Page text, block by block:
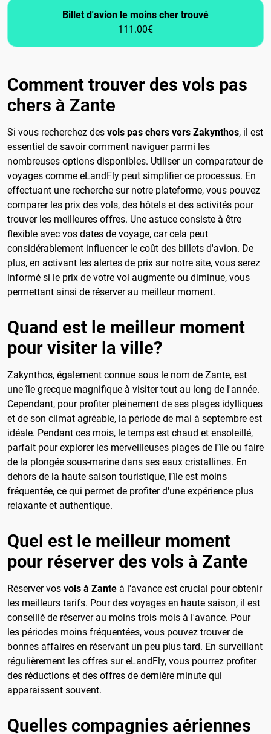
Billet d'avion le moins cher trouvé
111.00€
Comment trouver des vols pas
chers à Zante
Si vous recherchez des vols pas chers vers Zakynthos, il est
essentiel de savoir comment naviguer parmi les
nombreuses options disponibles. Utiliser un comparateur de
voyages comme eLandFly peut simplifier ce processus. En
effectuant une recherche sur notre plateforme, vous pouvez
comparer les prix des vols, des hôtels et des activités pour
trouver les meilleures offres. Une astuce consiste à être
flexible avec vos dates de voyage, car cela peut
considérablement influencer le coût des billets d'avion. De
plus, en activant les alertes de prix sur notre site, vous serez
informé si le prix de votre vol augmente ou diminue, vous
permettant ainsi de réserver au meilleur moment.
Quand est le meilleur moment
pour visiter la ville?
Zakynthos, également connue sous le nom de Zante, est
une île grecque magnifique à visiter tout au long de l'année.
Cependant, pour profiter pleinement de ses plages idylliques
et de son climat agréable, la période de mai à septembre est
idéale. Pendant ces mois, le temps est chaud et ensoleillé,
parfait pour explorer les merveilleuses plages de l'île ou faire
de la plongée sous-marine dans ses eaux cristallines. En
dehors de la haute saison touristique, l'île est moins
fréquentée, ce qui permet de profiter d'une expérience plus
relaxante et authentique.
Quel est le meilleur moment
pour réserver des vols à Zante
Réserver vos vols à Zante à l'avance est crucial pour obtenir
les meilleurs tarifs. Pour des voyages en haute saison, il est
conseillé de réserver au moins trois mois à l'avance. Pour
les périodes moins fréquentées, vous pouvez trouver de
bonnes affaires en réservant un peu plus tard. En surveillant
régulièrement les offres sur eLandFly, vous pourrez profiter
des réductions et des offres de dernière minute qui
apparaissent souvent.
Quelles compagnies aériennes